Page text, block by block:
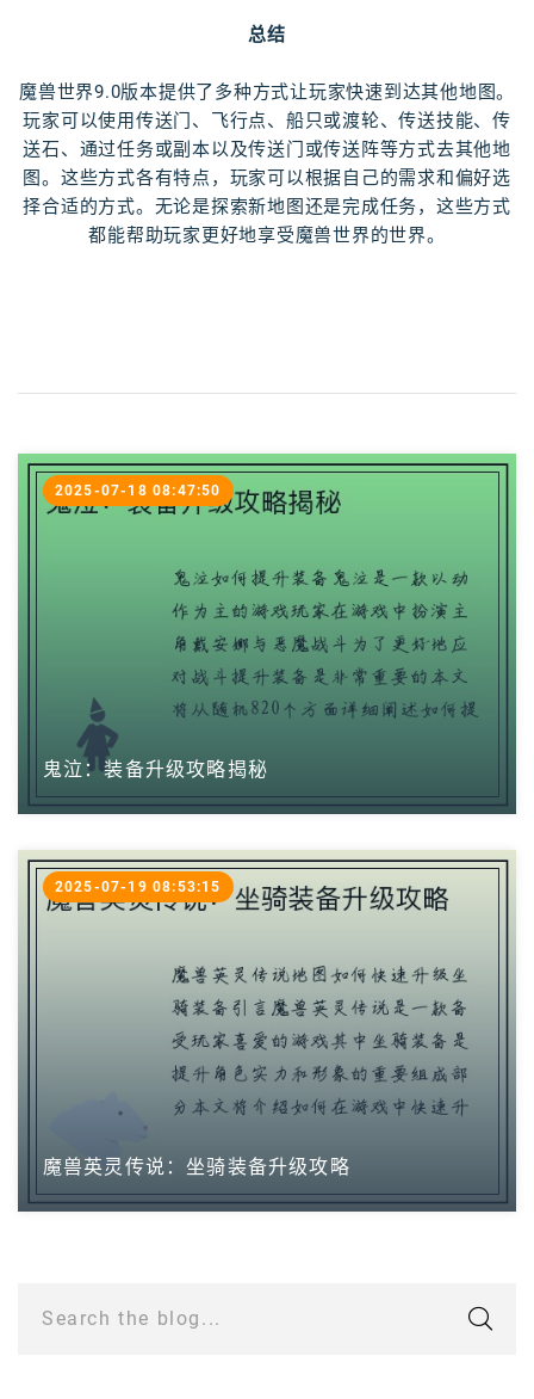
总结
魔兽世界9.0版本提供了多种方式让玩家快速到达其他地图。
玩家可以使用传送门、飞行点、船只或渡轮、传送技能、传
送石、通过任务或副本以及传送门或传送阵等方式去其他地
图。这些方式各有特点，玩家可以根据自己的需求和偏好选
择合适的方式。无论是探索新地图还是完成任务，这些方式
都能帮助玩家更好地享受魔兽世界的世界。
鬼泣：装备升级攻略揭秘
2025-07-18 08:47:50
魔兽英灵传说：坐骑装备升级攻略
2025-07-19 08:53:15
Search the blog...